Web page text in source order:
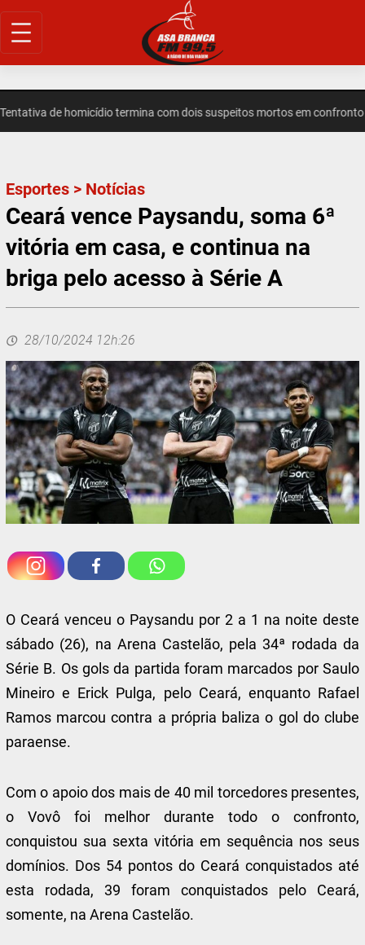
Pular
para
de homicídio termina com dois suspeitos mortos em confronto
Esportes > Notícias
Ceará vence Paysandu, soma 6ª
vitória em casa, e continua na
briga pelo acesso à Série A
28/10/2024 12h:26
O Ceará venceu o Paysandu por 2 a 1 na noite deste
sábado (26), na Arena Castelão, pela 34ª rodada da
Série B. Os gols da partida foram marcados por Saulo
Mineiro e Erick Pulga, pelo Ceará, enquanto Rafael
Ramos marcou contra a própria baliza o gol do clube
paraense.
Com o apoio dos mais de 40 mil torcedores presentes,
o Vovô foi melhor durante todo o confronto,
conquistou sua sexta vitória em sequência nos seus
domínios. Dos 54 pontos do Ceará conquistados até
esta rodada, 39 foram conquistados pelo Ceará,
somente, na Arena Castelão.